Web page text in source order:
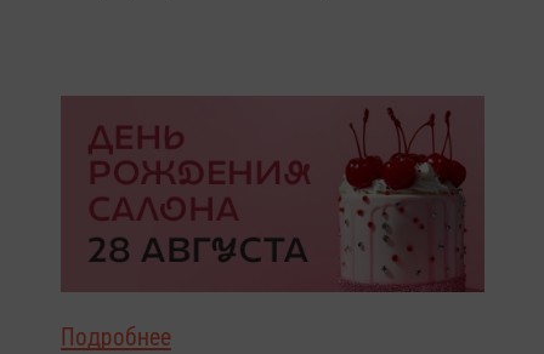
Подробнее